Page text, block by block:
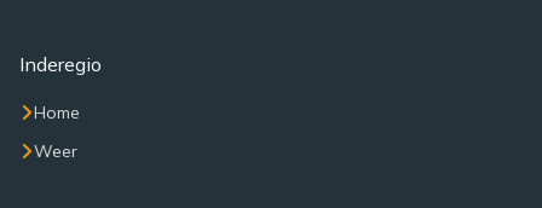
Inderegio
Home
Weer